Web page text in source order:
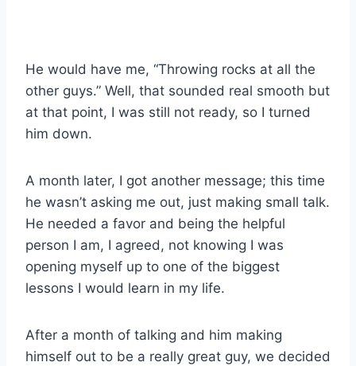
He would have me, “Throwing rocks at all the
other guys.” Well, that sounded real smooth but
at that point, I was still not ready, so I turned
him down.
A month later, I got another message; this time
he wasn’t asking me out, just making small talk.
He needed a favor and being the helpful
person I am, I agreed, not knowing I was
opening myself up to one of the biggest
lessons I would learn in my life.
After a month of talking and him making
himself out to be a really great guy, we decided